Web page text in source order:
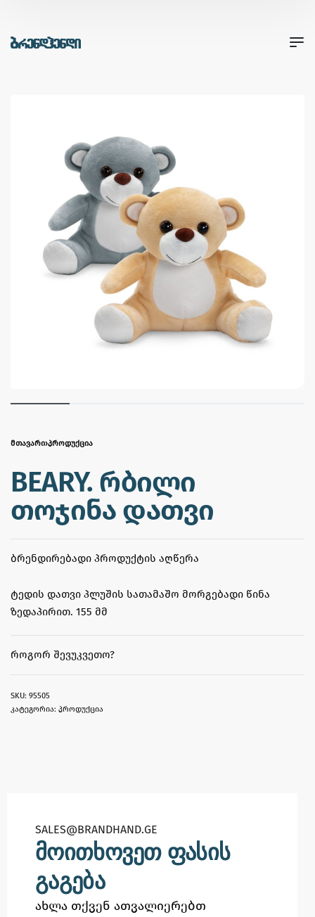
ᲛᲗᲐᲕᲐᲠᲘ›ᲞᲠᲝᲓᲣᲥᲪᲘᲐ
BEARY. რბილი
თოჯინა დათვი
ᲑᲠᲔᲜᲓᲘᲠᲔᲑᲐᲓᲘ ᲞᲠᲝᲓᲣᲥᲢᲘᲡ ᲐᲦᲬᲔᲠᲐ
ტედის დათვი პლუშის სათამაშო მორგებადი წინა
ზედაპირით. 155 მმ
ᲠᲝᲒᲝᲠ ᲨᲔᲕᲣᲙᲕᲔᲗᲝ?
95505
კატეგორია: პროდუქცია
SALES@BRANDHAND.GE​
მოითხოვეთ ფასის
გაგება
ახლა თქვენ ათვალიერებთ